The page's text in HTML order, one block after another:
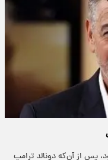
پس از آن‌که دونالد ترامپ